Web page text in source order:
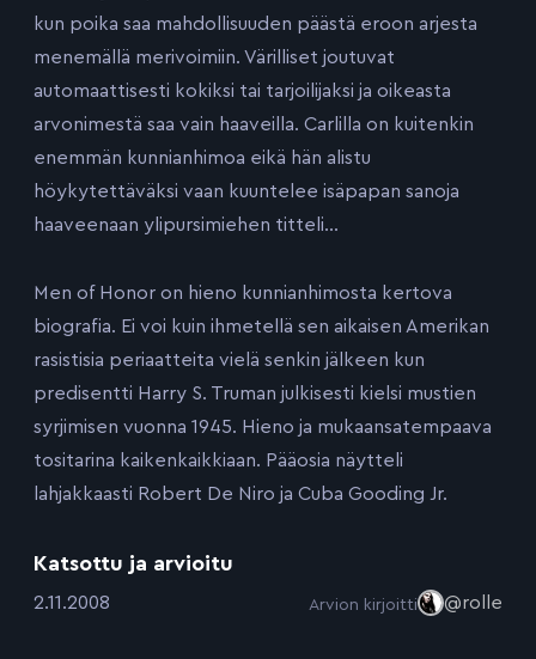
kun poika saa mahdollisuuden päästä eroon arjesta
menemällä merivoimiin. Värilliset joutuvat
automaattisesti kokiksi tai tarjoilijaksi ja oikeasta
arvonimestä saa vain haaveilla. Carlilla on kuitenkin
enemmän kunnianhimoa eikä hän alistu
höykytettäväksi vaan kuuntelee isäpapan sanoja
haaveenaan ylipursimiehen titteli…
Men of Honor on hieno kunnianhimosta kertova
biografia. Ei voi kuin ihmetellä sen aikaisen Amerikan
rasistisia periaatteita vielä senkin jälkeen kun
predisentti Harry S. Truman julkisesti kielsi mustien
syrjimisen vuonna 1945. Hieno ja mukaansatempaava
tositarina kaikenkaikkiaan. Pääosia näytteli
lahjakkaasti Robert De Niro ja Cuba Gooding Jr.
Katsottu ja arvioitu
:2.11.2008 Arvion kirjoitti @rolle